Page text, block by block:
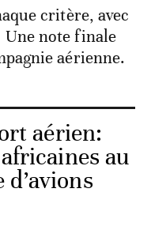
critère, avec
Une note finale
aérienne.
aérien:
au